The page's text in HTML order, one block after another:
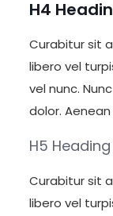
H4
Curabitur sit
libero vel
vel nunc.
dolor.
H5 Heading
Curabitur sit
libero vel